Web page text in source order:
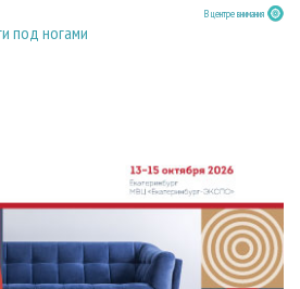
В центре внимания
под ногами